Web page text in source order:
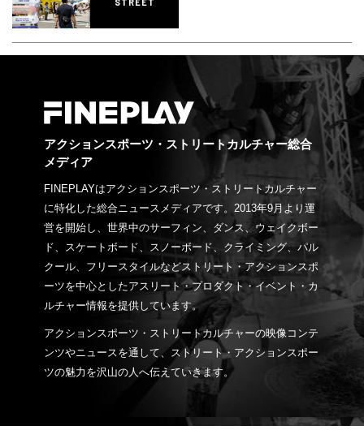
STREET
アクションスポーツ・ストリートカルチャー総合
メディア
FINEPLAYはアクションスポーツ・ストリートカルチャー
に特化した総合ニュースメディアです。2013年9月より運
営を開始し、世界中のサーフィン、ダンス、ウェイクボー
ド、スケートボード、スノーボード、クライミング、パル
クール、フリースタイルなどストリート・アクションスポ
ーツを中心としたアスリート・プロダクト・イベント・カ
ルチャー情報を提供しています。
アクションスポーツ・ストリートカルチャーの映像コンテ
ンツやニュースを通して、ストリート・アクションスポー
ツの魅力を沢山の人へ伝えていきます。